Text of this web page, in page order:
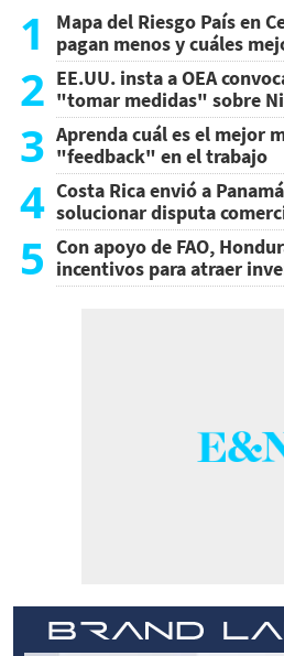
1
Mapa del Riesgo País en
pagan menos y cuáles
2 EE.UU. insta a OEA
"tomar medidas" sobre
3 Aprenda cuál es el mejor
"feedback" en el trabajo
4 Costa Rica envió a
solucionar disputa
5 Con apoyo de FAO,
incentivos para atraer